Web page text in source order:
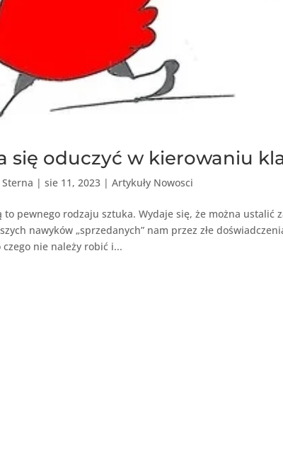
się oduczyć w kierowaniu
|sie 11, 2023 |Artykuły Nowosci
to pewnego rodzaju sztuka. Wydaje się, że można ustalić
nawyków „sprzedanych” nam przez złe
nie należy robić i...